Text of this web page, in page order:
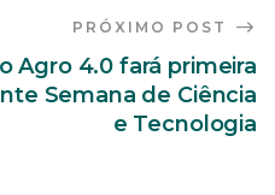
PRÓXIMO POST
Agro 4.0 fará primeira
Semana de Ciência
e Tecnologia